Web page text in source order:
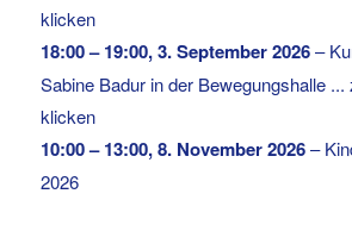
klicken
18:00– 19:00,3. September 2026–
Sabine Badur in der Bewegungshalle
klicken
10:00– 13:00,8. November 2026–
2026